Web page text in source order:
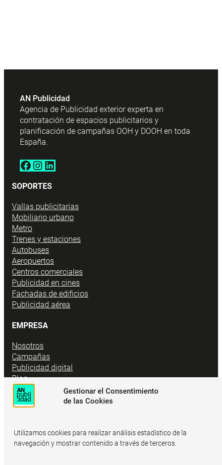
Gestionar el Consentimiento
de las Cookies
Utilizamos cookies para realizar análisis estadístico de la
navegación y mostrar contenido a través de terceros.
AN Publicidad
Agencia de Publicidad exterior experta en
contratación de espacios publicitarios y
planificación de campañas OOH y DOOH en toda
España.
Facebook Instagram LinkedIn
SOPORTES
Vallas publicitarias
Mobiliario urbano
Metro
Trenes y estaciones
Autobuses
Aeropuertos
Centros comerciales
Publicidad en cines
Fachadas de edificios
Publicidad aérea
EMPRESA
Nosotros
Campañas
Publicidad digital
Blog
Contacto
Para agencias